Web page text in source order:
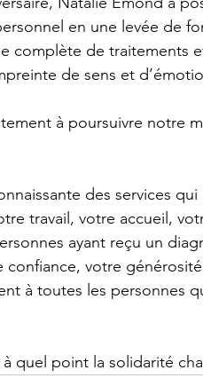
en une levée de
complète de traitements
de sens et
à poursuivre notre
des services
travail, votre accueil,
ayant reçu un
confiance, votre
à toutes les personnes
quel point la solidarité